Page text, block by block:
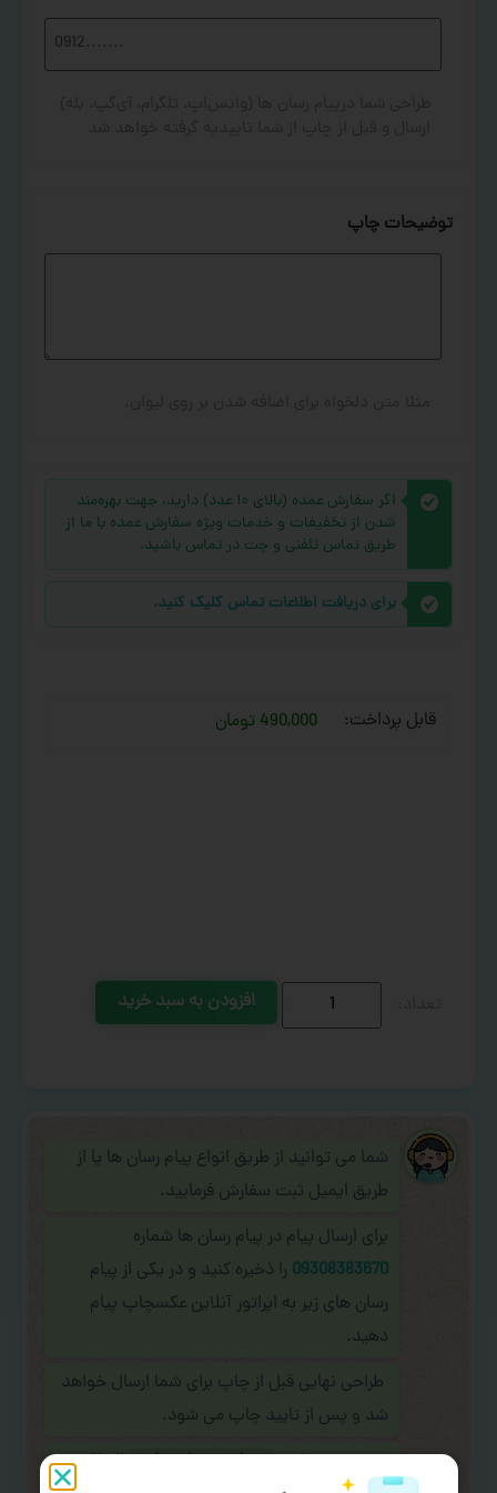
توضیحات چاپ
اگر سفارش عمده (بالای ۱۰ عدد) دارید، جهت بهره‌مند
شدن از تخفیفات و خدمات ویژه سفارش عمده با ما از
طریق تماس تلفنی و چت در تماس باشید.
برای دریافت اطلاعات تماس کلیک کنید.
قابل پرداخت: 490,000 تومان
افزودن به سبد خرید
شما می توانید از طریق انواع پیام رسان ها یا از
طریق ایمیل ثبت سفارش فرمایید.
برای ارسال پیام در پیام رسان ها شماره
09308383670 را ذخیره کنید و در یکی از پیام
رسان های زیر به اپراتور آنلاین عکسچاپ پیام
دهید.
طراحی نهایی قبل از چاپ برای شما ارسال خواهد
شد و پس از تایید چاپ می شود.
در صورت نیاز به سفارشی سازی طرح (اضافه